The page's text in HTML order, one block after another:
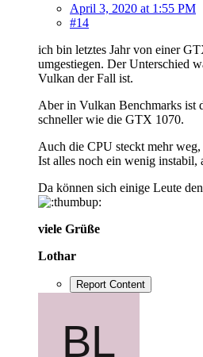
April 3, 2020 at 1:55 PM
#14
ich bin letztes Jahr von einer
umgestiegen. Der Unterschied
Vulkan der Fall ist.
Aber in Vulkan Benchmarks ist
schneller wie die GTX 1070.
Auch die CPU steckt mehr
Ist alles noch ein wenig instabil,
Da können sich einige Leute
viele Grüße
Lothar
Report Content